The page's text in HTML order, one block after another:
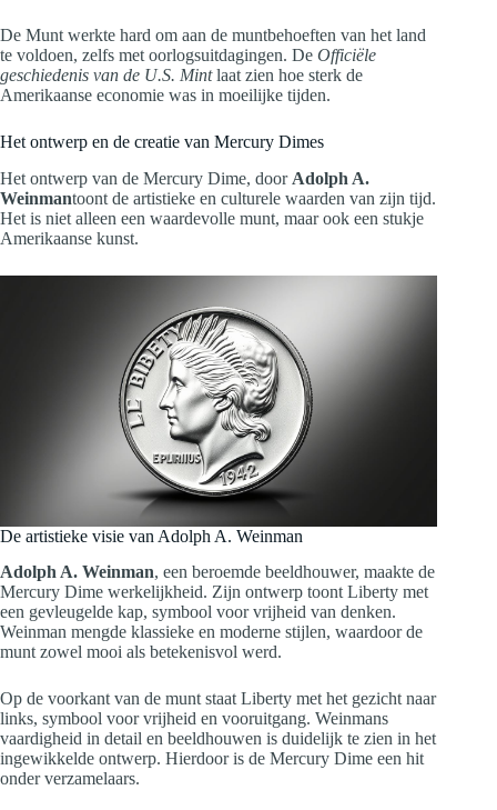
De Munt werkte hard om aan de muntbehoeften van het land
te voldoen, zelfs met oorlogsuitdagingen. De Officiële
geschiedenis van de U.S. Mintlaat zien hoe sterk de
Amerikaanse economie was in moeilijke tijden.
Het ontwerp en de creatie van Mercury Dimes
Het ontwerp van de Mercury Dime, door Adolph A.
Weinmantoont de artistieke en culturele waarden van zijn tijd.
Het is niet alleen een waardevolle munt, maar ook een stukje
Amerikaanse kunst.
De artistieke visie van Adolph A. Weinman
Adolph A. Weinman, een beroemde beeldhouwer, maakte de
Mercury Dime werkelijkheid. Zijn ontwerp toont Liberty met
een gevleugelde kap, symbool voor vrijheid van denken.
Weinman mengde klassieke en moderne stijlen, waardoor de
munt zowel mooi als betekenisvol werd.
Op de voorkant van de munt staat Liberty met het gezicht naar
links, symbool voor vrijheid en vooruitgang. Weinmans
vaardigheid in detail en beeldhouwen is duidelijk te zien in het
ingewikkelde ontwerp. Hierdoor is de Mercury Dime een hit
onder verzamelaars.